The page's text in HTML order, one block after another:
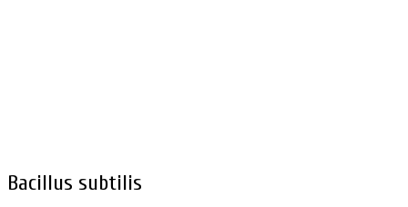
Bacillus subtilis